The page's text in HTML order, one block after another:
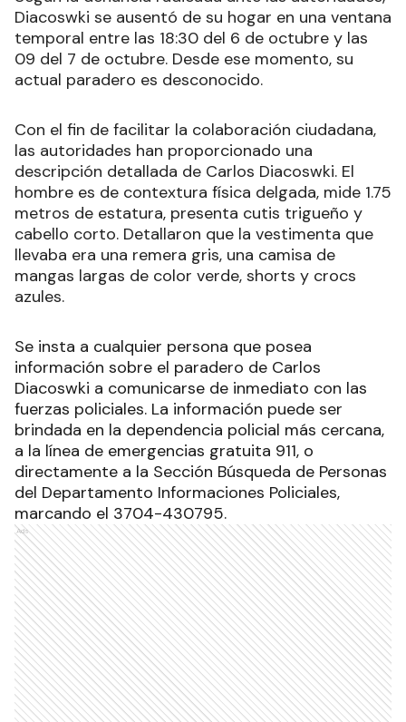
Diacoswki se ausentó de su hogar en una ventana
temporal entre las 18:30 del 6 de octubre y las
09 del 7 de octubre. Desde ese momento, su
actual paradero es desconocido.
Con el fin de facilitar la colaboración ciudadana,
las autoridades han proporcionado una
descripción detallada de Carlos Diacoswki. El
hombre es de contextura física delgada, mide 1.75
metros de estatura, presenta cutis trigueño y
cabello corto. Detallaron que la vestimenta que
llevaba era una remera gris, una camisa de
mangas largas de color verde, shorts y crocs
azules.
Se insta a cualquier persona que posea
información sobre el paradero de Carlos
Diacoswki a comunicarse de inmediato con las
fuerzas policiales. La información puede ser
brindada en la dependencia policial más cercana,
a la línea de emergencias gratuita 911, o
directamente a la Sección Búsqueda de Personas
del Departamento Informaciones Policiales,
marcando el 3704-430795.
Ads